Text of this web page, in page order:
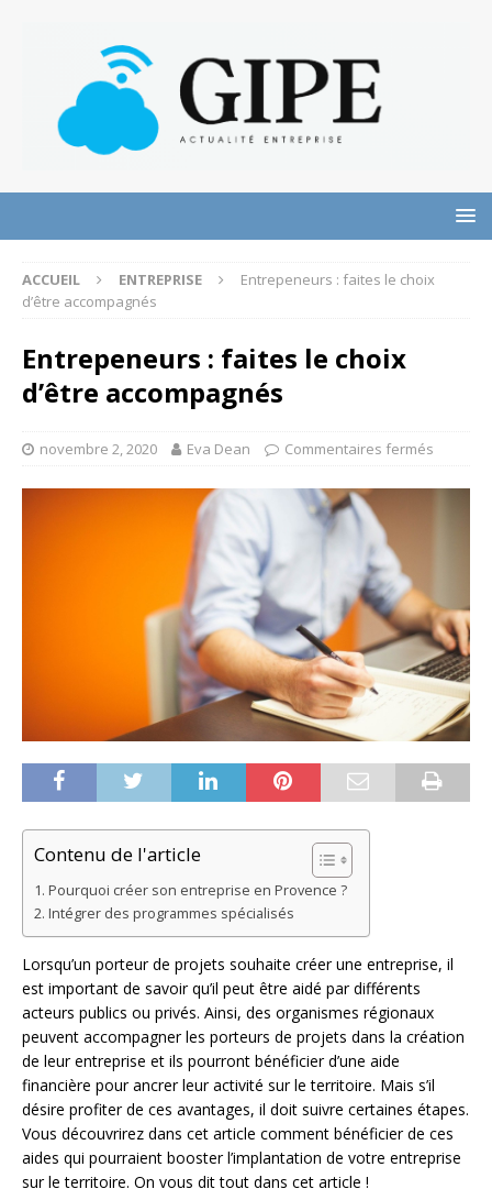
ACCUEIL ENTREPRISE
Entrepeneurs : faites le choix
d’être accompagnés
Entrepeneurs : faites le choix
d’être accompagnés
novembre 2, 2020 Eva Dean Commentaires fermés
Contenu de l'article
Pourquoi créer son entreprise en Provence ?
Intégrer des programmes spécialisés
Lorsqu’un porteur de projets souhaite créer une entreprise, il
est important de savoir qu’il peut être aidé par différents
acteurs publics ou privés. Ainsi, des organismes régionaux
peuvent accompagner les porteurs de projets dans la création
de leur entreprise et ils pourront bénéficier d’une aide
financière pour ancrer leur activité sur le territoire. Mais s’il
désire profiter de ces avantages, il doit suivre certaines étapes.
Vous découvrirez dans cet article comment bénéficier de ces
aides qui pourraient booster l’implantation de votre entreprise
sur le territoire. On vous dit tout dans cet article !